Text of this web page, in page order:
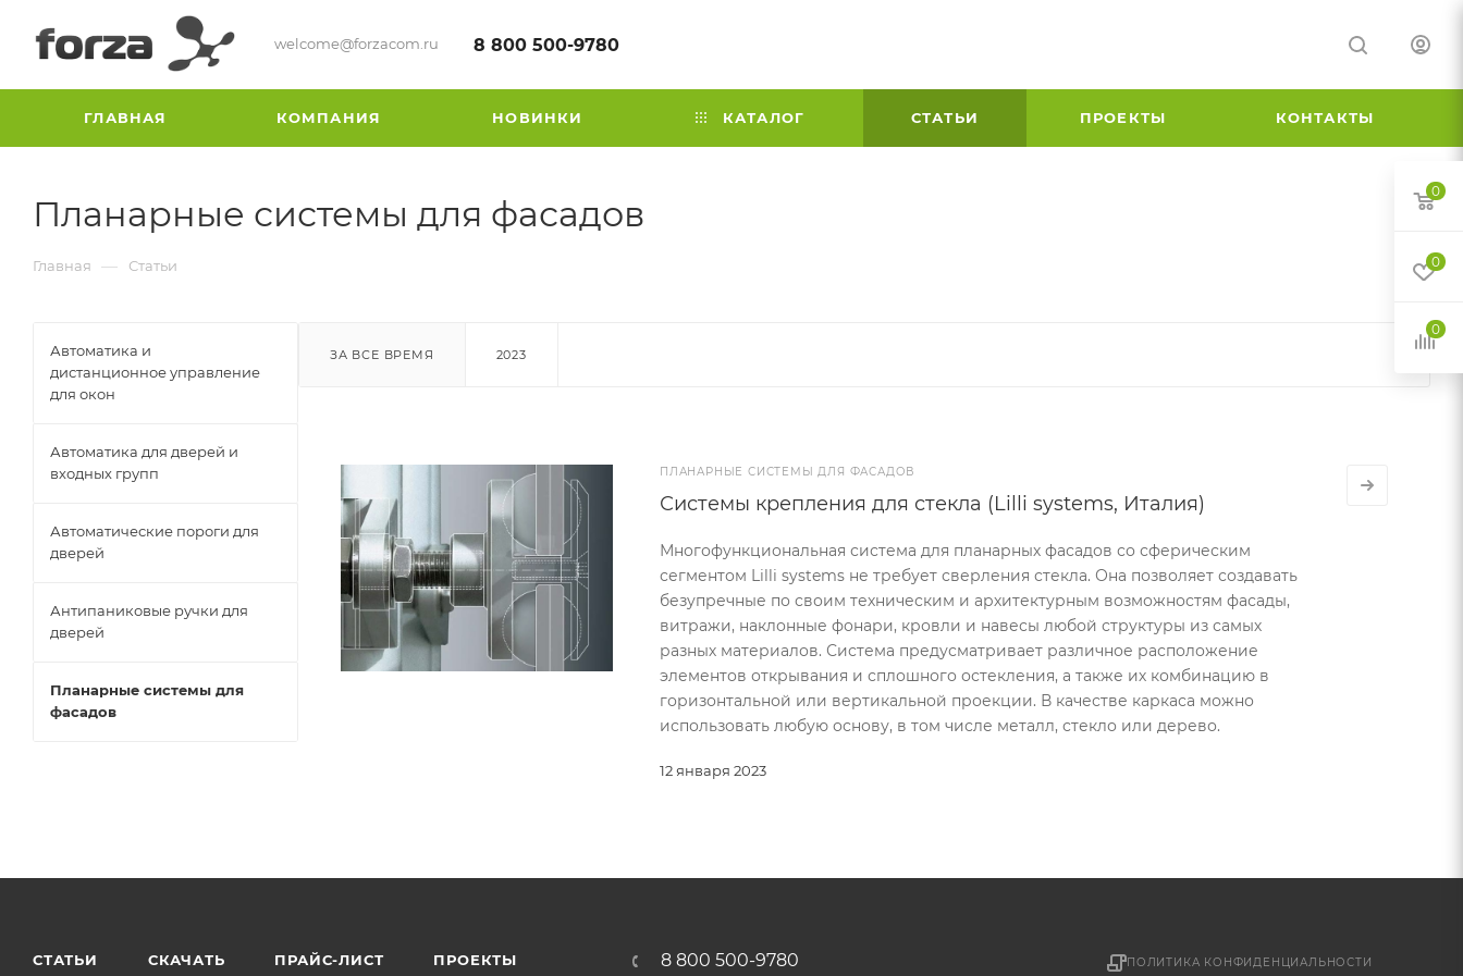
welcome@forzacom.ru 8 800 500-9780
ГЛАВНАЯ КОМПАНИЯ НОВИНКИ КАТАЛОГ СТАТЬИ ПРОЕКТЫ КОНТАКТЫ
Планарные системы для фасадов
Главная — Статьи
ЗА ВСЕ ВРЕМЯ 2023
ПЛАНАРНЫЕ СИСТЕМЫ ДЛЯ ФАСАДОВ
12 января 2023
Системы крепления для стекла (Lilli systems, Италия)
Многофункциональная система для планарных фасадов со сферическим
сегментом Lilli systems не требует сверления стекла. Она позволяет создавать
безупречные по своим техническим и архитектурным возможностям фасады,
витражи, наклонные фонари, кровли и навесы любой структуры из самых
разных материалов. Система предусматривает различное расположение
элементов открывания и сплошного остекления, а также их комбинацию в
горизонтальной или вертикальной проекции. В качестве каркаса можно
использовать любую основу, в том числе металл, стекло или дерево.
Автоматика и
дистанционное управление
для окон
Автоматика для дверей и
входных групп
Автоматические пороги для
дверей
Антипаниковые ручки для
дверей
Планарные системы для
фасадов
СТАТЬИ СКАЧАТЬ ПРАЙС-ЛИСТ ПРОЕКТЫ 8 800 500-9780 ПОЛИТИКА КОНФИДЕНЦИАЛЬНОСТИ
0
0
0